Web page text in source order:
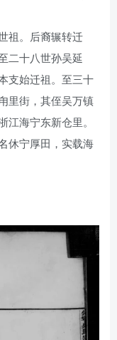
祖。后裔辗转迁
二十八世孙吴延
支始迁祖。至三十
里街，其侄吴万镇
江海宁东新仓里。
休宁厚田，实载海